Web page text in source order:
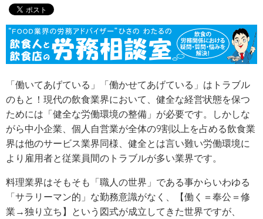
「働いてあげている」「働かせてあげている」はトラブル
のもと！ 現代の飲食業界において、健全な経営状態を保つ
ためには「健全な労働環境の整備」が必要です。しかしな
がら中小企業、個人自営業が全体の9割以上を占める飲食業
界は他のサービス業界同様、健全とは言い難い労働環境に
より雇用者と従業員間のトラブルが多い業界です。
料理業界はそもそも「職人の世界」である事からいわゆる
「サラリーマン的」な勤務意識がなく、【働く＝奉公＝修
業→独り立ち】という図式が成立してきた世界ですが、